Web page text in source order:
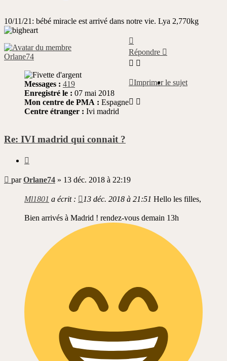
10/11/21: bébé miracle est arrivé dans notre vie. Lya 2,770kg
Orlane74
Messages : 419
Enregistré le : 07 mai 2018
Mon centre de PMA : Espagne
Centre étranger : Ivi madrid
Re: IVI madrid qui connait ?
Message
non
parOrlane74 » 13 déc. 2018 à 22:19
Ml1801 a écrit : 13 déc. 2018 à 21:51 Hello les filles,
Bien arrivés à Madrid ! rendez-vous demain 13h
Répondre
Imprimer le sujet